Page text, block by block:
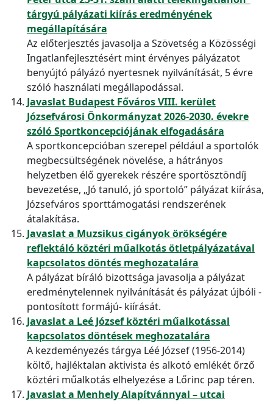
tárgyú pályázati kiírás eredményének
megállapítására
Az előterjesztés javasolja a Szövetség a Közösségi
Ingatlanfejlesztésért mint érvényes pályázatot
benyújtó pályázó nyertesnek nyilvánítását, 5 évre
szóló használati megállapodással.
Javaslat Budapest Főváros VIII. kerület
Józsefvárosi Önkormányzat 2026-2030. évekre
szóló Sportkoncepciójának elfogadására
A sportkoncepcióban szerepel például a sportolók
megbecsültségének növelése, a hátrányos
helyzetben élő gyerekek részére sportösztöndíj
bevezetése, „Jó tanuló, jó sportoló” pályázat kiírása,
Józsefváros sporttámogatási rendszerének
átalakítása.
Javaslat a Muzsikus cigányok örökségére
reflektáló köztéri műalkotás ötletpályázatával
kapcsolatos döntés meghozatalára
A pályázat bíráló bizottsága javasolja a pályázat
eredménytelennek nyilvánítását és pályázat újbóli -
pontosított formájú- kiírását.
Javaslat a Leé József köztéri műalkotással
kapcsolatos döntések meghozatalára
A kezdeményezés tárgya Léé József (1956-2014)
költő, hajléktalan aktivista és alkotó emlékét őrző
köztéri műalkotás elhelyezése a Lőrinc pap téren.
Javaslat a Menhely Alapítvánnyal – utcai